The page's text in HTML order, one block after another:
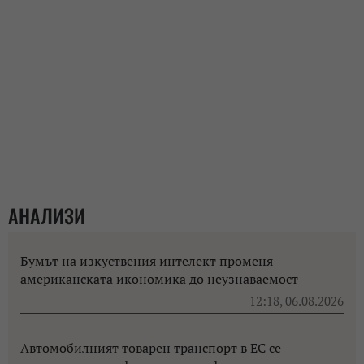
АНАЛИЗИ
Бумът на изкуствения интелект променя
американската икономика до неузнаваемост
12:18, 06.08.2026
Автомобилният товарен транспорт в ЕС се